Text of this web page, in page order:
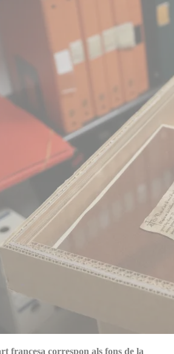
francesa correspon als fons de la